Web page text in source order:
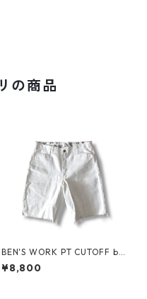
の商品
BEN'S WORK PT CUTOFF by
Ben Davis
¥8,800